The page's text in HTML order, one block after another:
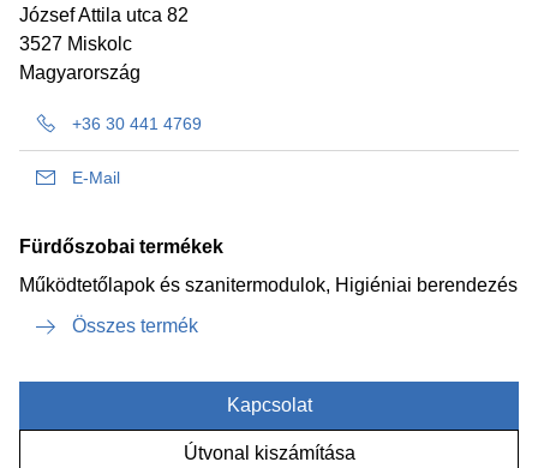
József Attila utca 82
3527 Miskolc
Magyarország
+36 30 441 4769
E-Mail
Fürdőszobai termékek
Működtetőlapok és szanitermodulok, Higiéniai berendezés
Összes termék
Kapcsolat
Útvonal kiszámítása